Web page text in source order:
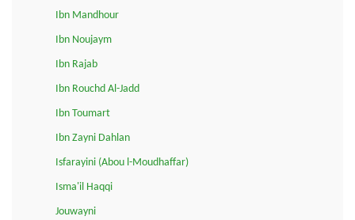
Ibn Mandhour
Ibn Noujaym
Ibn Rajab
Ibn Rouchd Al-Jadd
Ibn Toumart
Ibn Zayni Dahlan
Isfarayini (Abou l-Moudhaffar)
Isma'il Haqqi
Jouwayni